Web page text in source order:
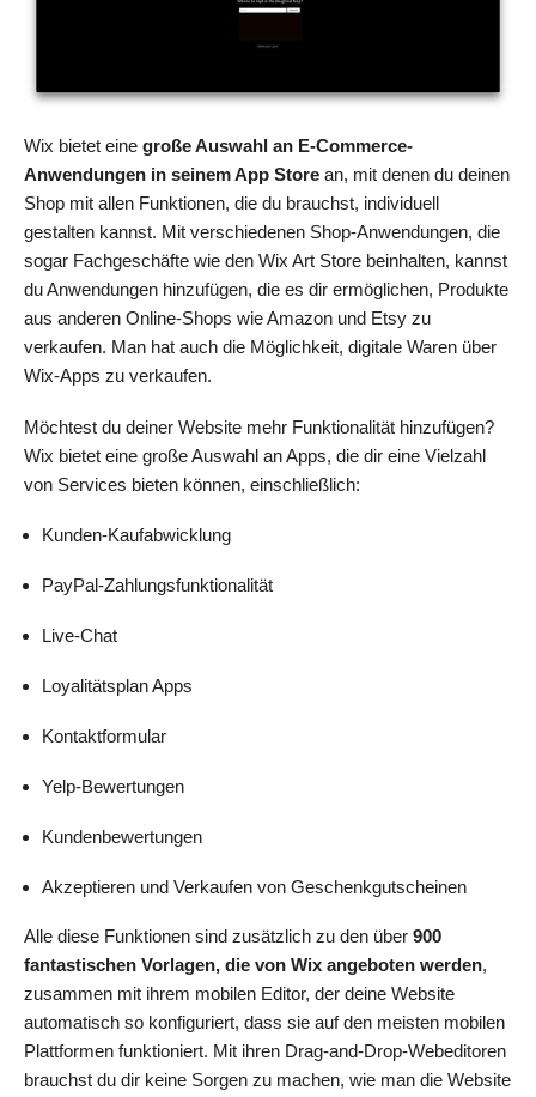
Wix bietet eine große Auswahl an E-Commerce-
Anwendungen in seinem App Store an, mit denen du deinen
Shop mit allen Funktionen, die du brauchst, individuell
gestalten kannst. Mit verschiedenen Shop-Anwendungen, die
sogar Fachgeschäfte wie den Wix Art Store beinhalten, kannst
du Anwendungen hinzufügen, die es dir ermöglichen, Produkte
aus anderen Online-Shops wie Amazon und Etsy zu
verkaufen. Man hat auch die Möglichkeit, digitale Waren über
Wix-Apps zu verkaufen.
Möchtest du deiner Website mehr Funktionalität hinzufügen?
Wix bietet eine große Auswahl an Apps, die dir eine Vielzahl
von Services bieten können, einschließlich:
Kunden-Kaufabwicklung
PayPal-Zahlungsfunktionalität
Live-Chat
Loyalitätsplan Apps
Kontaktformular
Yelp-Bewertungen
Kundenbewertungen
Akzeptieren und Verkaufen von Geschenkgutscheinen
Alle diese Funktionen sind zusätzlich zu den über 900
fantastischen Vorlagen, die von Wix angeboten werden,
zusammen mit ihrem mobilen Editor, der deine Website
automatisch so konfiguriert, dass sie auf den meisten mobilen
Plattformen funktioniert. Mit ihren Drag-and-Drop-Webeditoren
brauchst du dir keine Sorgen zu machen, wie man die Website